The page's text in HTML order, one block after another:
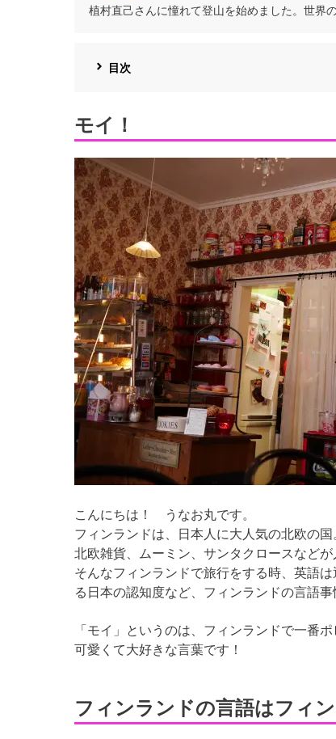
植村直己さんに憧れて登山を始めました。世界
目次
モイ！
こんにちは！ うなお丸です。
フィンランドは、日本人に大人気の北欧の国。
北欧雑貨、ムーミン、サンタクロースなどが
そんなフィンランドで旅行をする時、英語
る日本の認知度など、フィンランドの言語事
「モイ」というのは、フィンランドで一番ポ
可愛くて大好きな言葉です！
フィンランドの言語はフィ